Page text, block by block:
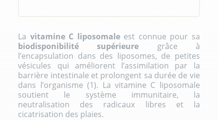
La vitamine C liposomaleest connue pour sa
biodisponibilité supérieure grâce à
l’encapsulation dans des liposomes, de petites
vésicules qui améliorent l’assimilation par la
barrière intestinale et prolongent sa durée de vie
dans l’organisme (1). La vitamine C liposomale
soutient le système immunitaire, la
neutralisation des radicaux libres et la
cicatrisation des plaies.